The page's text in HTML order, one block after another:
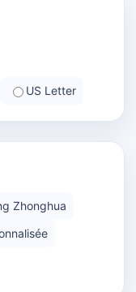
US Letter
Zhonghua